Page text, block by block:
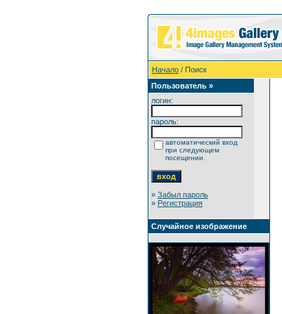
Начало / Поиск
Пользователь »
логин:
пароль:
автоматический вход
при следующем
посещении.
» Забыл пароль
» Регистрация
Случайное изображение